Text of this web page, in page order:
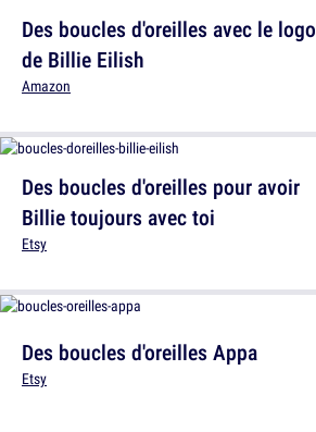
Des boucles d'oreilles avec le logo
de Billie Eilish
Amazon
Des boucles d'oreilles Appa
Etsy
Des boucles d'oreilles pour avoir
Billie toujours avec toi
Etsy